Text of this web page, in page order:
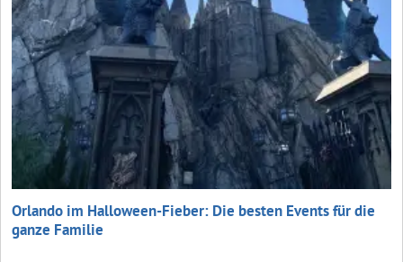
Orlando im Halloween-Fieber: Die besten Events für die
ganze Familie